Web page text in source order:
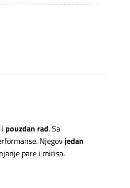
i pouzdan rad. Sa
Njegovjedan
pare i mirisa.